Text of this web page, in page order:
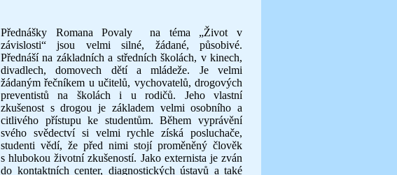
Přednášky Romana Povaly na téma „Život v
závislosti“ jsou velmi silné, žádané, působivé.
Přednáší na základních a středních školách, v kinech,
divadlech, domovech dětí a mládeže. Je velmi
žádaným řečníkem u učitelů, vychovatelů, drogových
preventistů na školách i u rodičů. Jeho vlastní
zkušenost s drogou je základem velmi osobního a
citlivého přístupu ke studentům. Během vyprávění
svého svědectví si velmi rychle získá posluchače,
studenti vědí, že před nimi stojí proměněný člověk
s hlubokou životní zkušeností. Jako externista je zván
do kontaktních center, diagnostických ústavů a také